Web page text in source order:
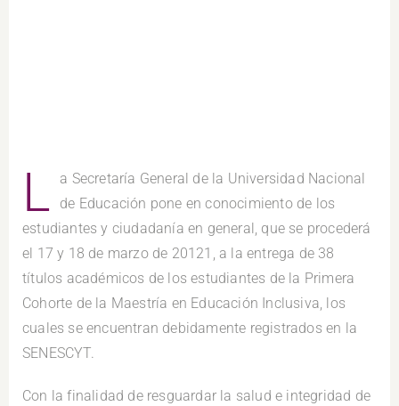
L
a Secretaría General de la Universidad Nacional
de Educación pone en conocimiento de los
estudiantes y ciudadanía en general, que se procederá
el 17 y 18 de marzo de 20121, a la entrega de 38
títulos académicos de los estudiantes de la Primera
Cohorte de la Maestría en Educación Inclusiva, los
cuales se encuentran debidamente registrados en la
SENESCYT.
Con la finalidad de resguardar la salud e integridad de